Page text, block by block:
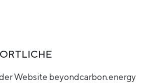
Website beyondcarbon.energy